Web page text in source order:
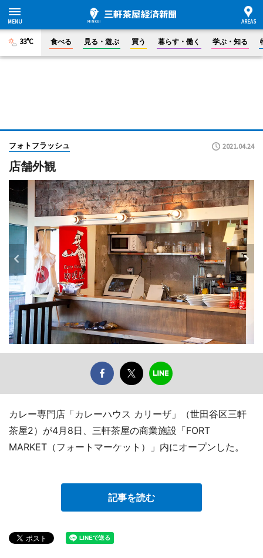
33°C 食べる 見る・遊ぶ 買う 暮らす・働く 学ぶ・知る
フォトフラッシュ 2021.04.24
店舗外観
カレー専門店「カレーハウス カリーザ」（世田谷区三軒
茶屋2）が4月8日、三軒茶屋の商業施設「FORT
MARKET（フォートマーケット）」内にオープンした。
記事を読む